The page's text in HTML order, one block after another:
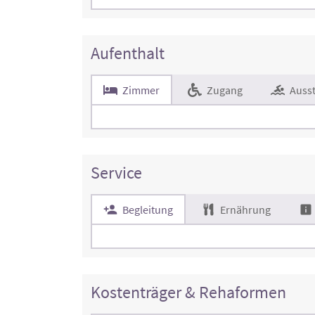
Aufenthalt
Zimmer Zugang
Service
Begleitung Ernährung
Kostenträger & Rehaformen